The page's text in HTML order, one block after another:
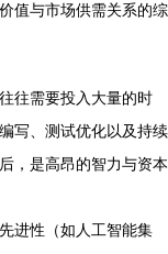
值与市场供需关系的综
往需要投入大量的时
写、测试优化以及持续
，是高昂的智力与资本
进性（如人工智能集